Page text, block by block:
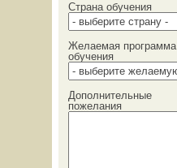
Страна обучения
Желаемая программа
обучения
Дополнительные
пожелания